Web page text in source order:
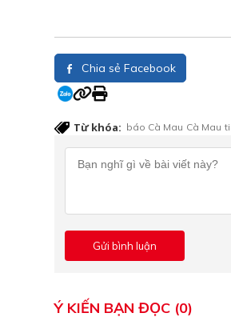
Chia sẻ Facebook
Từ khóa: báo Cà Mau Cà Mau
Ý KIẾN BẠN ĐỌC (0)